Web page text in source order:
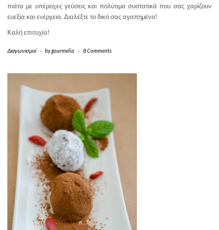
πιάτα με υπέροχες γεύσεις και πολύτιμα συστατικά που σας χαρίζουν
ευεξία και ενέργεια. Διαλέξτε το δικό σας αγαπημένο!
Καλή επιτυχία!
Διαγωνισμοί - bygourmelia - 8 Comments